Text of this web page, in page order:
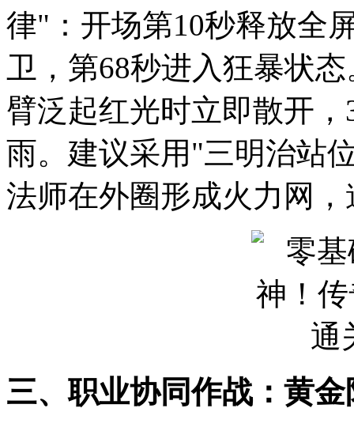
律"：开场第10秒释放全
卫，第68秒进入狂暴状
臂泛起红光时立即散开
雨。建议采用"三明治站
法师在外圈形成火力网
三、职业协同作战：黄